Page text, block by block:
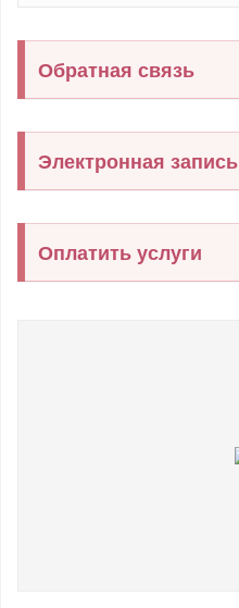
Обратная связь
Электронная запись
Оплатить услуги